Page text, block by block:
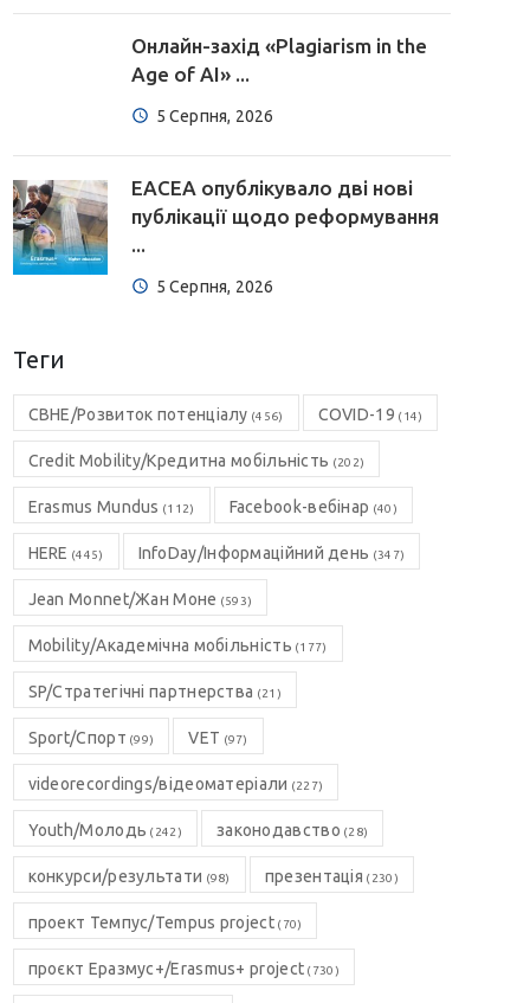
Онлайн-захід «Plagiarism in the
Age of AI» ...
5 Серпня, 2026
EACEA опублікувало дві нові
публікації щодо реформування
...
5 Серпня, 2026
Теги
CBHE/Розвиток потенціалу (456) COVID-19 (14)
Credit Mobility/Кредитна мобільність (202)
Erasmus Mundus (112) Facebook-вебінар (40)
HERE (445) InfoDay/Інформаційний день (347)
Jean Monnet/Жан Моне (593)
Mobility/Академічна мобільність (177)
SP/Стратегічні партнерства (21)
Sport/Спорт (99) VET (97)
videorecordings/відеоматеріали (227)
Youth/Молодь (242) законодавство (28)
конкурси/результати (98) презентація (230)
проект Темпус/Tempus project(70)
проєкт Еразмус+/Erasmus+ project (730)